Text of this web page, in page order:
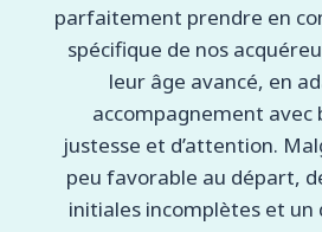
parfaitement prendre en
spécifique de nos
leur âge avancé, en
accompagnement avec
justesse et d’attention.
peu favorable au départ,
initiales incomplètes et un